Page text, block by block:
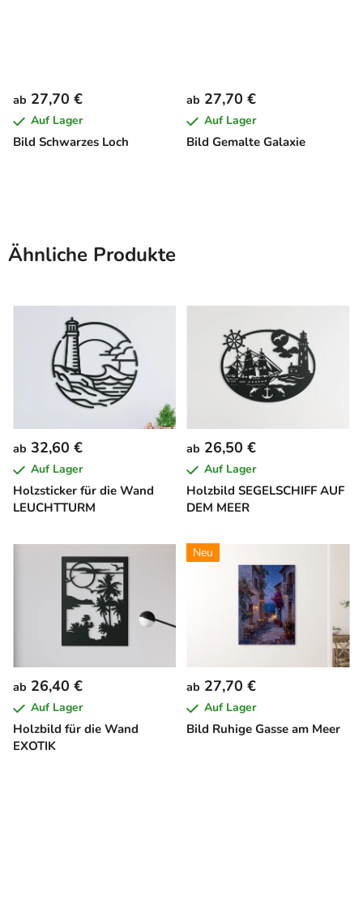
Bild Schwarzes Loch
ab 27,70 €
Auf Lager
Bild Gemalte Galaxie
ab 27,70 €
Auf Lager
Ähnliche Produkte
Holzsticker für die Wand
LEUCHTTURM
ab 32,60 €
Auf Lager
Holzbild SEGELSCHIFF AUF
DEM MEER
ab 26,50 €
Auf Lager
Holzbild für die Wand
EXOTIK
ab 26,40 €
Auf Lager
Neu
Bild Ruhige Gasse am Meer
ab 27,70 €
Auf Lager